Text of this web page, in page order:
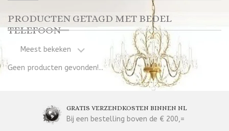
PRODUCTEN GETAGD MET BEDEL
TELEFOON
Meest bekeken
Geen producten gevonden!...
GRATIS VERZENDKOSTEN BINNEN NL
Bij een bestelling boven de € 200,=